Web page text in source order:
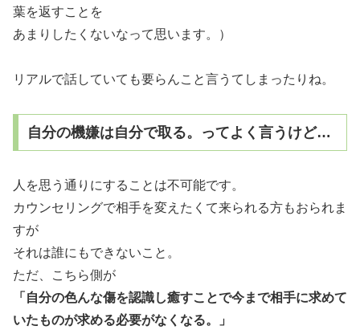
葉を返すことを
あまりしたくないなって思います。）
リアルで話していても要らんこと言うてしまったりね。
自分の機嫌は自分で取る。ってよく言うけど…
人を思う通りにすることは不可能です。
カウンセリングで相手を変えたくて来られる方もおられま
すが
それは誰にもできないこと。
ただ、こちら側が
「自分の色んな傷を認識し癒すことで今まで相手に求めて
いたものが求める必要がなくなる。」